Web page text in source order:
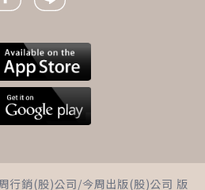
翁「接小學孩子放學」迷途
行銷(股)公司/今周出版(股)公司 版